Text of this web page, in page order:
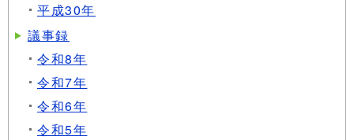
平成30年
議事録
令和8年
令和7年
令和6年
令和5年